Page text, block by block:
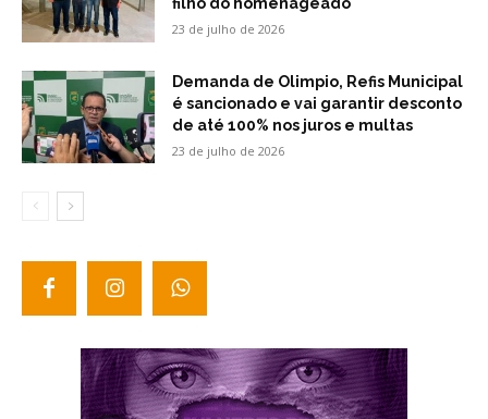
23 de julho de 2026
Demanda de Olimpio, Refis Municipal
é sancionado e vai garantir desconto
de até 100% nos juros e multas
23 de julho de 2026